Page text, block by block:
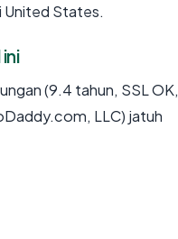
States.
(9.4 tahun, SSL OK,
LLC) jatuh